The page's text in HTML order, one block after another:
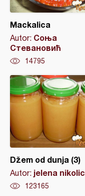
Mackalica
Autor: Соња
Стевановић
14795
Džem od dunja (3)
Autor: jelena nikolic
123165